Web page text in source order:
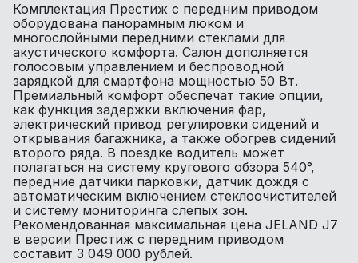
Комплектация Престиж с передним приводом
оборудована панорамным люком и
многослойными передними стеклами для
акустического комфорта. Салон дополняется
голосовым управлением и беспроводной
зарядкой для смартфона мощностью 50 Вт.
Премиальный комфорт обеспечат такие опции,
как функция задержки включения фар,
электрический привод регулировки сидений и
открывания багажника, а также обогрев сидений
второго ряда. В поездке водитель может
полагаться на систему кругового обзора 540°,
передние датчики парковки, датчик дождя с
автоматическим включением стеклоочистителей
и систему мониторинга слепых зон.
Рекомендованная максимальная цена JELAND J7
в версии Престиж с передним приводом
составит 3 049 000 рублей.